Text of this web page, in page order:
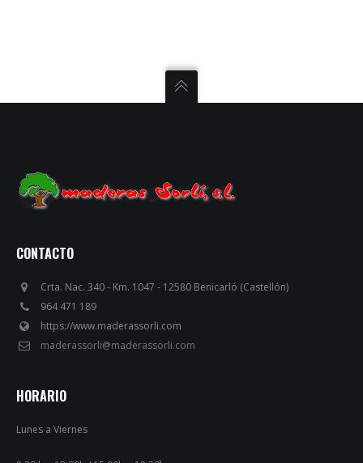
CONTACTO
Crta. Nac. 340 - Km. 1047 - 12580 Benicarló (Castellón)
964 471 189
https://www.maderassorli.com
maderassorli@maderassorli.com
HORARIO
Lunes a Viernes